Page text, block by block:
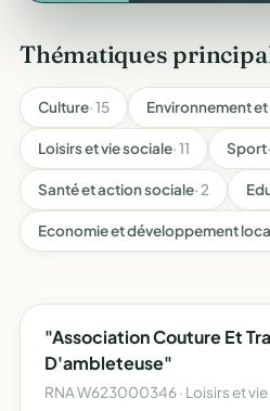
Thématiques
Culture· 15 Environnement
Loisirs et vie sociale· 11 Sport
Santé et action sociale· 2
Economie et développement
"Association Couture Et
D'ambleteuse"
RNA W623000346 · Loisirs et